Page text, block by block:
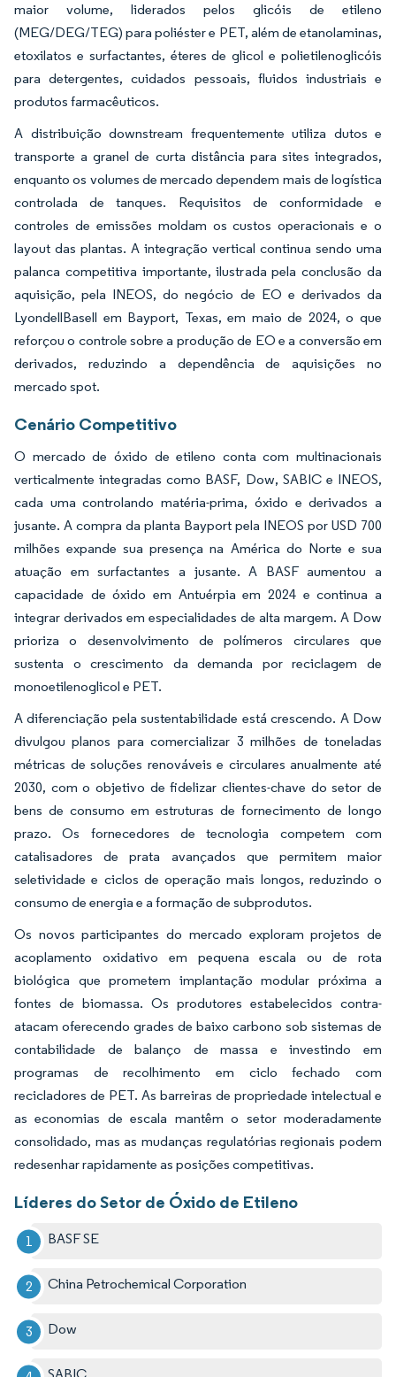
maior volume, liderados pelos glicóis de etileno
(MEG/DEG/TEG) para poliéster e PET, além de etanolaminas,
etoxilatos e surfactantes, éteres de glicol e polietilenoglicóis
para detergentes, cuidados pessoais, fluidos industriais e
produtos farmacêuticos.
A distribuição downstream frequentemente utiliza dutos e
transporte a granel de curta distância para sites integrados,
enquanto os volumes de mercado dependem mais de logística
controlada de tanques. Requisitos de conformidade e
controles de emissões moldam os custos operacionais e o
layout das plantas. A integração vertical continua sendo uma
palanca competitiva importante, ilustrada pela conclusão da
aquisição, pela INEOS, do negócio de EO e derivados da
LyondellBasell em Bayport, Texas, em maio de 2024, o que
reforçou o controle sobre a produção de EO e a conversão em
derivados, reduzindo a dependência de aquisições no
mercado spot.
Cenário Competitivo
O mercado de óxido de etileno conta com multinacionais
verticalmente integradas como BASF, Dow, SABIC e INEOS,
cada uma controlando matéria-prima, óxido e derivados a
jusante. A compra da planta Bayport pela INEOS por USD 700
milhões expande sua presença na América do Norte e sua
atuação em surfactantes a jusante. A BASF aumentou a
capacidade de óxido em Antuérpia em 2024 e continua a
integrar derivados em especialidades de alta margem. A Dow
prioriza o desenvolvimento de polímeros circulares que
sustenta o crescimento da demanda por reciclagem de
monoetilenoglicol e PET.
A diferenciação pela sustentabilidade está crescendo. A Dow
divulgou planos para comercializar 3 milhões de toneladas
métricas de soluções renováveis e circulares anualmente até
2030, com o objetivo de fidelizar clientes-chave do setor de
bens de consumo em estruturas de fornecimento de longo
prazo. Os fornecedores de tecnologia competem com
catalisadores de prata avançados que permitem maior
seletividade e ciclos de operação mais longos, reduzindo o
consumo de energia e a formação de subprodutos.
Os novos participantes do mercado exploram projetos de
acoplamento oxidativo em pequena escala ou de rota
biológica que prometem implantação modular próxima a
fontes de biomassa. Os produtores estabelecidos contra-
atacam oferecendo grades de baixo carbono sob sistemas de
contabilidade de balanço de massa e investindo em
programas de recolhimento em ciclo fechado com
recicladores de PET. As barreiras de propriedade intelectual e
as economias de escala mantêm o setor moderadamente
consolidado, mas as mudanças regulatórias regionais podem
redesenhar rapidamente as posições competitivas.
Líderes do Setor de Óxido de Etileno
BASF SE
China Petrochemical Corporation
Dow